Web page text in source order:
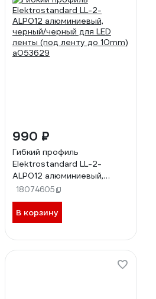
990 ₽
Гибкий профиль
Elektrostandard LL-2-
ALP012 алюминиевый,
черный/черный для LED
ленты (под ленту до 10mm)
a053629
18074605
В корзину